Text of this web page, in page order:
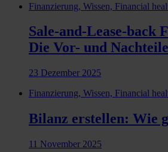
Finanzierung, Wissen, Financial
Sale-and-Lease-back
Die Vor- und Nachteile
23 Dezember 2025
Finanzierung, Wissen, Financial
Bilanz erstellen: Wie
11 November 2025